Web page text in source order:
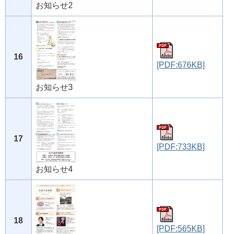
お知らせ2
16
お知らせ3
[PDF:676KB]
17
お知らせ4
[PDF:733KB]
18
[PDF:565KB]